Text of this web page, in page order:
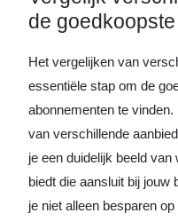
de
Het vergelijken van
essentiële stap om de
abonnementen te
van verschillende
je een duidelijk beeld
biedt die aansluit bij jouw
je niet alleen besparen